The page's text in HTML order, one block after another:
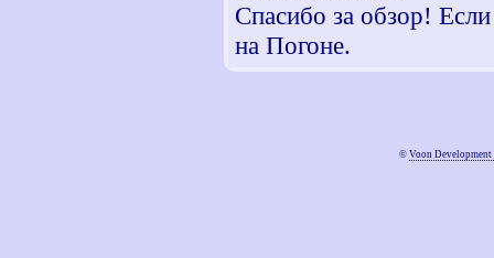
Спасибо за обзор!
на Погоне.
© Voon Development